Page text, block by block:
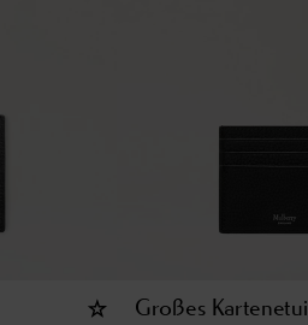
Großes Kartenetui